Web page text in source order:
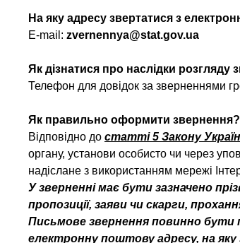
На яку адресу звертатися з
Е-mail: zvernennya@stat.gov.ua
Як дізнатися про наслідки розгляду
Телефон для довідок за зверненнями
Як правильно оформити звернення?
Відповідно до статті 5 Закону
органу, установи особисто чи через
надіслане з використанням мережі
У зверненні має бути зазначено
пропозиції, заяви чи скарги,
Письмове звернення повинно бути
електронну поштову адресу, на яку